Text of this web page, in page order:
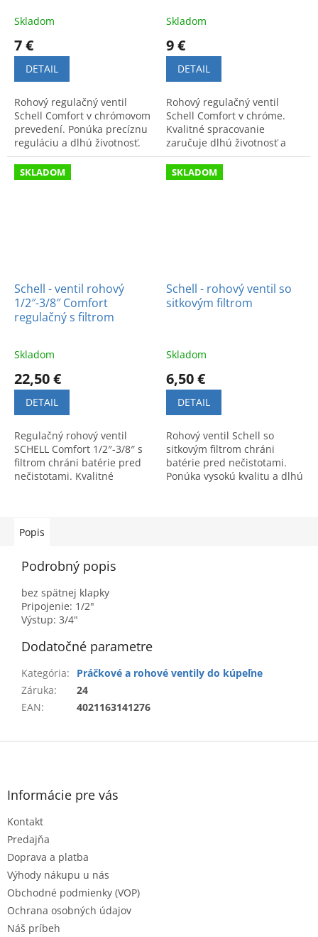
Skladom
7 €
DETAIL
Rohový regulačný ventil
Schell Comfort v chrómovom
prevedení. Ponúka precíznu
reguláciu a dlhú životnosť.
Funkčný a štýlový doplnok
inštalácie. Kód: 052120699.
Skladom
9 €
DETAIL
Rohový regulačný ventil
Schell Comfort v chróme.
Kvalitné spracovanie
zaručuje dlhú životnosť a
spoľahlivú prevádzku. Kód:
049070699.
SKLADOM
Schell - ventil rohový
1/2″-3/8″ Comfort
regulačný s filtrom
Skladom
22,50 €
DETAIL
Regulačný rohový ventil
SCHELL Comfort 1/2″-3/8″ s
filtrom chráni batérie pred
nečistotami. Kvalitné
SKLADOM
Schell - rohový ventil so
sitkovým filtrom
Skladom
6,50 €
DETAIL
Rohový ventil Schell so
sitkovým filtrom chráni
batérie pred nečistotami.
Ponúka vysokú kvalitu a dlhú
Popis
Podrobný popis
bez spätnej klapky
Pripojenie: 1/2"
Výstup: 3/4"
Dodatočné parametre
Kategória:
Práčkové a rohové ventily do kúpeľne
Záruka:
24
EAN: 4021163141276
Z
Informácie pre vás
Kontakt
Predajňa
Doprava a platba
Výhody nákupu u nás
Obchodné podmienky (VOP)
Ochrana osobných údajov
Náš príbeh